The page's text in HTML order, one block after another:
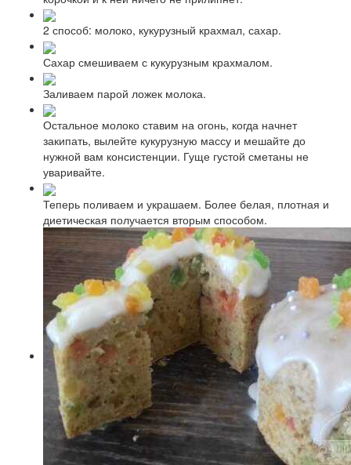
2 способ: молоко, кукурузный крахмал, сахар.
Сахар смешиваем с кукурузным крахмалом.
Заливаем парой ложек молока.
Остальное молоко ставим на огонь, когда начнет
закипать, вылейте кукурузную массу и мешайте до
нужной вам консистенции. Гуще густой сметаны не
уваривайте.
Теперь поливаем и украшаем. Более белая, плотная и
диетическая получается вторым способом.